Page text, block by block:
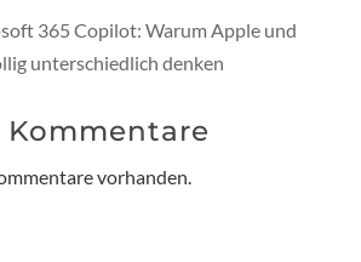
365 Copilot: Warum Apple und
unterschiedlich denken
vorhanden.